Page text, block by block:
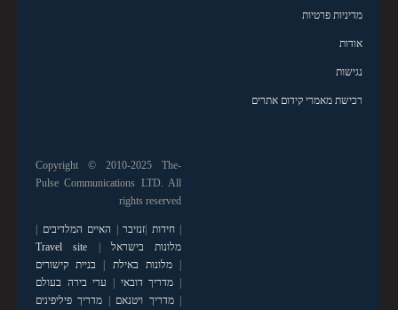
מדיניות פרטיות
אודות
נגישות
רכישת מאמרי קידום אתרים
Copyright © 2010-2025 The-
Pulse Communications LTD. All
rights reserved
|חידות |זנזיבר | האיים המלדיבים |
מלונות בישראל |
Travel site
|מלונות באילת | בניית קישורים
| מדריך דובאי | ערי בירה בעולם
|מדריך ויטנאם | מדריך פיליפינים